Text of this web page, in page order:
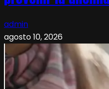
admin
agosto 10, 2026